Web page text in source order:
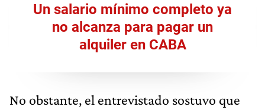
Un salario mínimo completo ya
no alcanza para pagar un
alquiler en CABA
No obstante, el entrevistado sostuvo que